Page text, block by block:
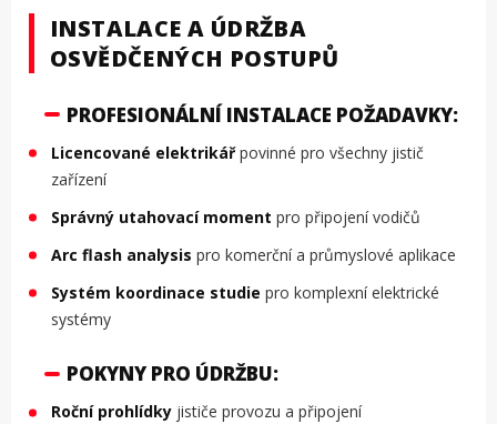
INSTALACE A ÚDRŽBA
OSVĚDČENÝCH POSTUPŮ
PROFESIONÁLNÍ INSTALACE POŽADAVKY:
Licencované elektrikářpovinné pro všechny jistič
zařízení
Správný utahovací moment pro připojení vodičů
Arc flash analysis pro komerční a průmyslové aplikace
Systém koordinace studie pro komplexní elektrické
systémy
POKYNY PRO ÚDRŽBU:
Roční prohlídky jističe provozu a připojení